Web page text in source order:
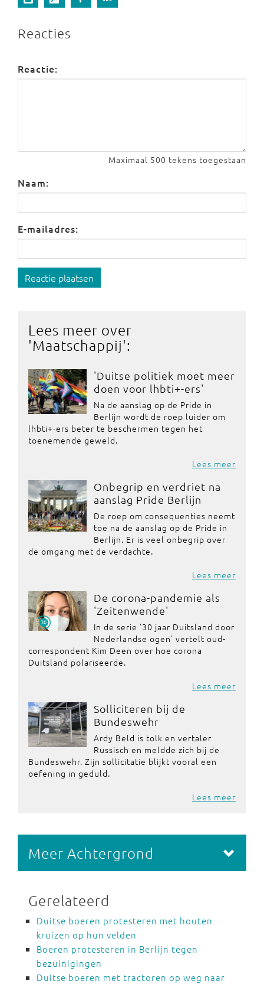
Reacties
Reactie:
Maximaal 500 tekens toegestaan
Naam:
E-mailadres:
Reactie plaatsen
Lees meer over
'Maatschappij':
'Duitse politiek moet meer
doen voor lhbti+-ers'
Na de aanslag op de Pride in
Berlijn wordt de roep luider om
lhbti+-ers beter te beschermen tegen het
toenemende geweld.
Lees meer
Onbegrip en verdriet na
aanslag Pride Berlijn
De roep om consequenties neemt
toe na de aanslag op de Pride in
Berlijn. Er is veel onbegrip over
de omgang met de verdachte.
Lees meer
De corona-pandemie als
'Zeitenwende'
In de serie '30 jaar Duitsland door
Nederlandse ogen' vertelt oud-
correspondent Kim Deen over hoe corona
Duitsland polariseerde.
Lees meer
Solliciteren bij de
Bundeswehr
Ardy Beld is tolk en vertaler
Russisch en meldde zich bij de
Bundeswehr. Zijn sollicitatie blijkt vooral een
oefening in geduld.
Lees meer
Meer Achtergrond
Gerelateerd
Duitse boeren protesteren met houten
kruizen op hun velden
Boeren protesteren in Berlijn tegen
bezuinigingen
Duitse boeren met tractoren op weg naar